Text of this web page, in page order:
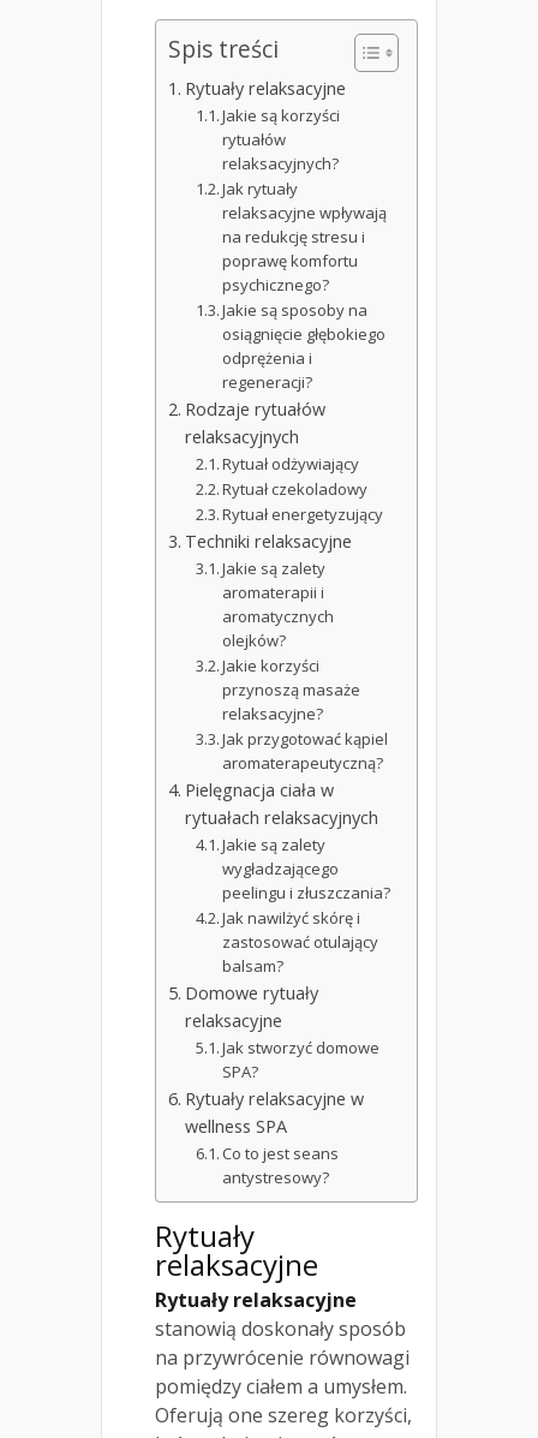
Spis treści
Rytuały relaksacyjne
Jakie są korzyści
rytuałów
relaksacyjnych?
Jak rytuały
relaksacyjne wpływają
na redukcję stresu i
poprawę komfortu
psychicznego?
Jakie są sposoby na
osiągnięcie głębokiego
odprężenia i
regeneracji?
Rodzaje rytuałów
relaksacyjnych
Rytuał odżywiający
Rytuał czekoladowy
Rytuał energetyzujący
Techniki relaksacyjne
Jakie są zalety
aromaterapii i
aromatycznych
olejków?
Jakie korzyści
przynoszą masaże
relaksacyjne?
Jak przygotować kąpiel
aromaterapeutyczną?
Pielęgnacja ciała w
rytuałach relaksacyjnych
Jakie są zalety
wygładzającego
peelingu i złuszczania?
Jak nawilżyć skórę i
zastosować otulający
balsam?
Domowe rytuały
relaksacyjne
Jak stworzyć domowe
SPA?
Rytuały relaksacyjne w
wellness SPA
Co to jest seans
antystresowy?
Rytuały
relaksacyjne
Rytuały relaksacyjne
stanowią doskonały sposób
na przywrócenie równowagi
pomiędzy ciałem a umysłem.
Oferują one szereg korzyści,